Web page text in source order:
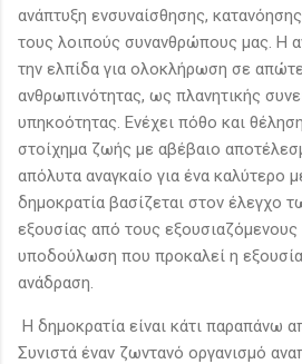
ανάπτυξη ενσυναίσθησης,
τους λοιπούς συνανθρώπους μας. Η
την ελπίδα για ολοκλήρωση σε
ανθρωπινότητας, ως πλανητικής
υπηκοότητας. Ενέχει πόθο και
στοίχημα ζωής με αβέβαιο
απόλυτα αναγκαίο για ένα
δημοκρατία βασίζεται στον έλεγχο
εξουσίας από τους εξουσιαζόμενους
υποδούλωση που προκαλεί η
ανάδραση.
Η δημοκρατία είναι κάτι παραπάνω
Συνιστά έναν ζωντανό οργανισμό